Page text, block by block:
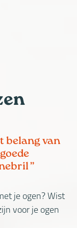
belang van
je ogen? Wist
voor je ogen